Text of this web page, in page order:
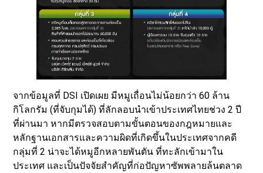
จากข้อมูลที่ DSI เปิดเผย มีหมูเถื่อนไม่น้อยกว่า 60 ล้าน
กิโลกรัม (ที่จับกุมได้) ที่ลักลอบนำเข้าประเทศไทยช่วง 2 ปี
ที่ผ่านมา หากมีตรวจสอบตามขั้นตอนของกฎหมายและ
หลักฐานเอกสารและความผิดที่เกิดขึ้นในประเทศจากคดี
กลุ่มที่ 2 น่าจะได้หมูอีกหลายพันตัน ที่ทะลักเข้ามาใน
ประเทศ และเป็นปัจจัยสำคัญที่ก่อปัญหาซัพพลายล้นตลาด